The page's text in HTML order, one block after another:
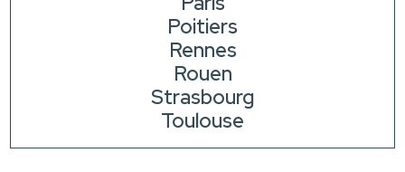
Poitiers
Rennes
Rouen
Strasbourg
Toulouse